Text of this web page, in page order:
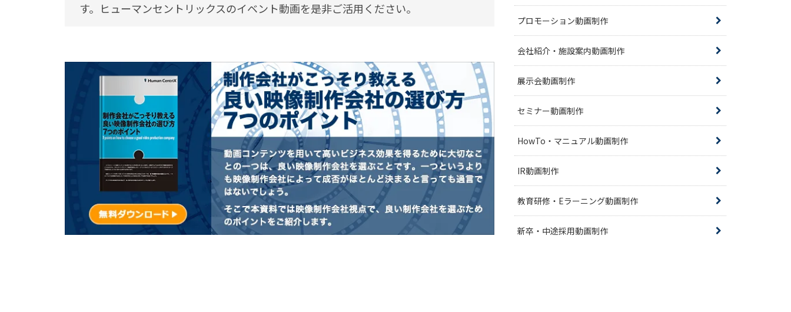
す。ヒューマンセントリックスのイベント動画を是非ご活用ください。
プロモーション動画制作
会社紹介・施設案内動画制作
展示会動画制作
セミナー動画制作
HowTo・マニュアル動画制作
IR動画制作
教育研修・Eラーニング動画制作
新卒・中途採用動画制作